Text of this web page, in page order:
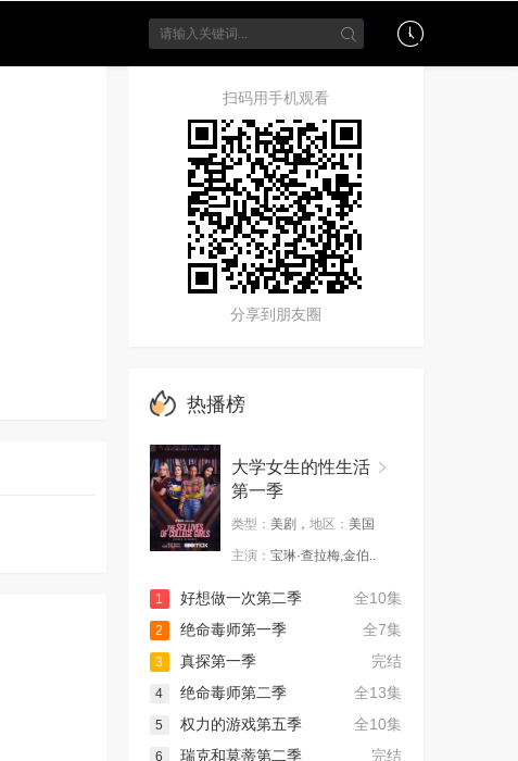
扫码用手机观看
分享到朋友圈
热播榜
大学女生的性生活
第一季
类型： 美剧， 地区： 美国
主演： 宝琳·查拉梅,金伯..
全10集
1
好想做一次第二季
全7集
2
绝命毒师第一季
完结
3
真探第一季
全13集
4
绝命毒师第二季
全10集
5
权力的游戏第五季
完结
6
瑞克和莫蒂第二季